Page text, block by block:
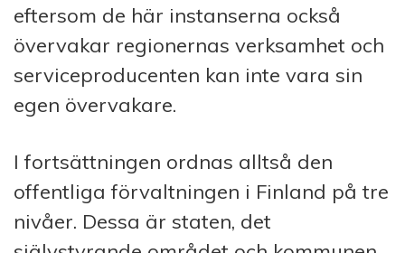
eftersom de här instanserna också
övervakar regionernas verksamhet och
serviceproducenten kan inte vara sin
egen övervakare.
I fortsättningen ordnas alltså den
offentliga förvaltningen i Finland på tre
nivåer. Dessa är staten, det